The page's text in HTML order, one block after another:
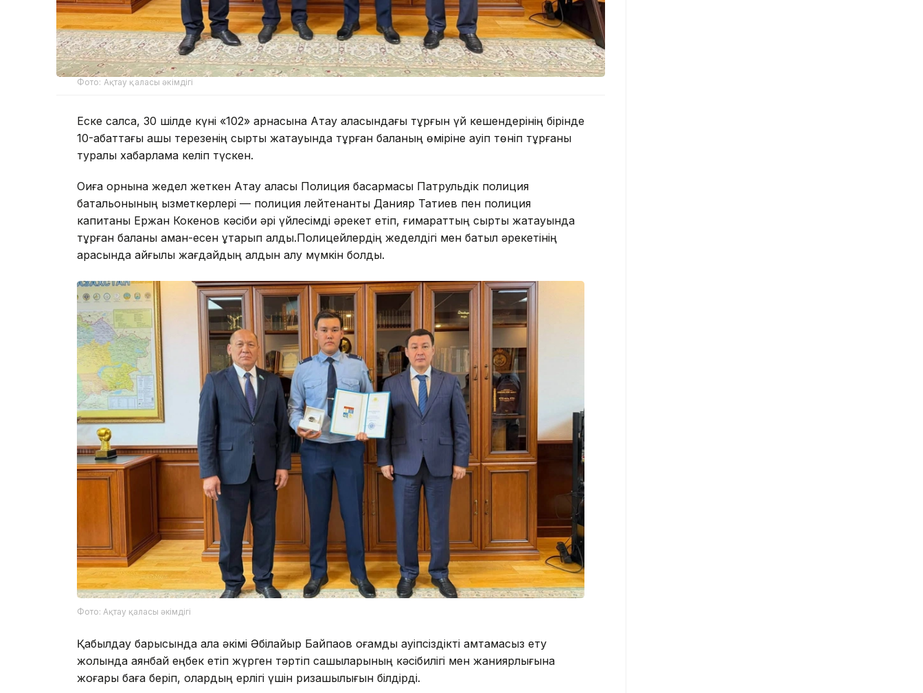
Фото: Ақтау қаласы әкімдігі
Еске салсақ, 30 шілде күні «102» арнасына Ақтау қаласындағы тұрғын үй кешендерінің бірінде
10-қабаттағы ашық терезенің сыртқы жақтауында тұрған баланың өміріне қауіп төніп тұрғаны
туралы хабарлама келіп түскен.
Оқиға орнына жедел жеткен Ақтау қаласы Полиция басқармасы Патрульдік полиция
батальонының қызметкерлері — полиция лейтенанты Данияр Татиев пен полиция
капитаны Ержан Кокенов кәсіби әрі үйлесімді әрекет етіп, ғимараттың сыртқы жақтауында
тұрған баланы аман-есен құтқарып қалды.Полицейлердің жеделдігі мен батыл әрекетінің
арқасында қайғылы жағдайдың алдын алу мүмкін болды.
Фото: Ақтау қаласы әкімдігі
Қабылдау барысында қала әкімі Әбілқайыр Байпақов қоғамдық қауіпсіздікті қамтамасыз ету
жолында аянбай еңбек етіп жүрген тәртіп сақшыларының кәсібилігі мен жанқиярлығына
жоғары баға беріп, олардың ерлігі үшін ризашылығын білдірді.